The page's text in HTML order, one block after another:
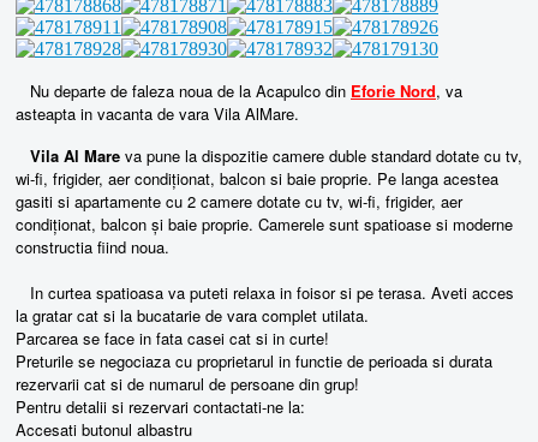
Nu departe de faleza noua de la Acapulco din Eforie Nord, va
asteapta in vacanta de vara Vila AlMare.
Vila Al Mare va pune la dispozitie camere duble standard dotate cu tv,
wi-fi, frigider, aer condiționat, balcon si baie proprie. Pe langa acestea
gasiti si apartamente cu 2 camere dotate cu tv, wi-fi, frigider, aer
condiționat, balcon și baie proprie. Camerele sunt spatioase si moderne
constructia fiind noua.
In curtea spatioasa va puteti relaxa in foisor si pe terasa. Aveti acces
la gratar cat si la bucatarie de vara complet utilata.
Parcarea se face in fata casei cat si in curte!
Preturile se negociaza cu proprietarul in functie de perioada si durata
rezervarii cat si de numarul de persoane din grup!
Pentru detalii si rezervari contactati-ne la:
Accesati butonul albastru